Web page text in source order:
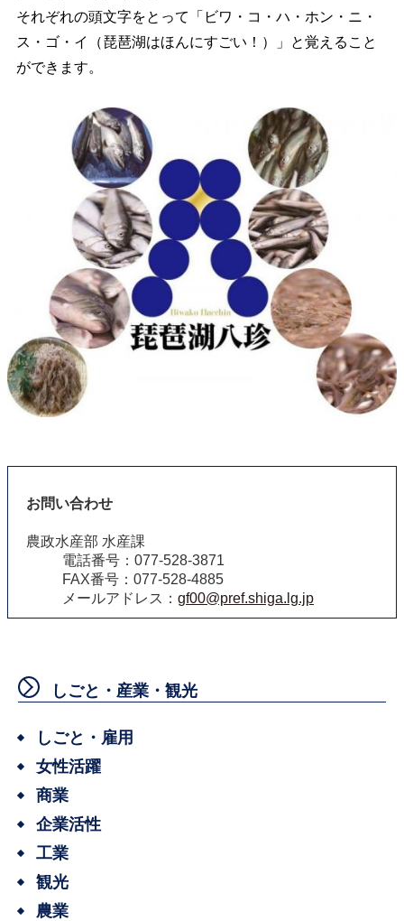
それぞれの頭文字をとって「ビワ・コ・ハ・ホン・ニ・
ス・ゴ・イ（琵琶湖はほんにすごい！）」と覚えること
ができます。
お問い合わせ
農政水産部 水産課
電話番号：077-528-3871
FAX番号：077-528-4885
メールアドレス： gf00@pref.shiga.lg.jp
しごと・産業・観光
しごと・雇用
女性活躍
商業
企業活性
工業
観光
農業